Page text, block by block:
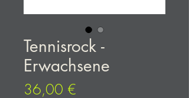
Tennisrock -
Erwachsene
36,00 €